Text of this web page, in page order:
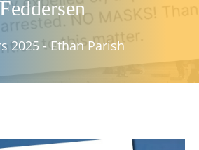
Feddersen
2025 - Ethan Parish